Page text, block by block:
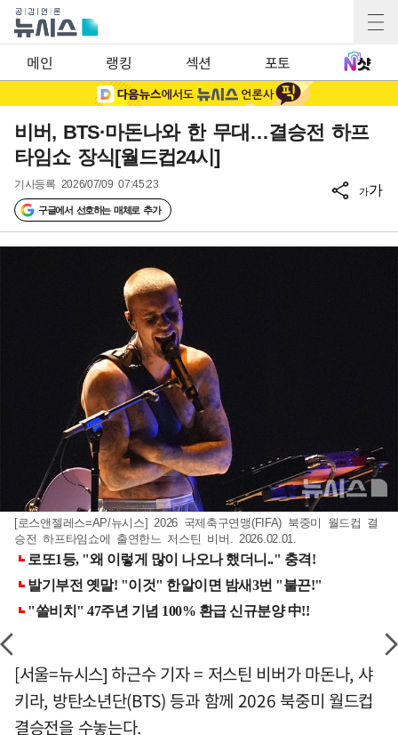
메인 랭킹 섹션 포토
비버, BTS·마돈나와 한 무대…결승전 하프
타임쇼 장식[월드컵24시]
기사등록 2026/07/09 07:45:23
구글에서 선호하는 매체로 추가
가가
[로스앤젤레스=AP/뉴시스] 2026 국제축구연맹(FIFA) 북중미 월드컵 결
승전 하프타임쇼에 출연한느 저스틴 비버. 2026.02.01.
[서울=뉴시스] 하근수 기자 = 저스틴 비버가 마돈나, 샤
키라, 방탄소년단(BTS) 등과 함께 2026 북중미 월드컵
결승전을 수놓는다.